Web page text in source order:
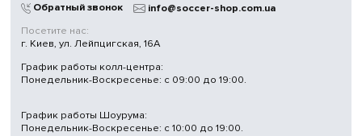
Обратный звонок
info@soccer-shop.com.ua
Посетите нас:
г. Киев, ул. Лейпцигская, 16А
График работы колл-центра:
Понедельник-Воскресенье: с 09:00 до 19:00.
График работы Шоурума:
Понедельник-Воскресенье: с 10:00 до 19:00.